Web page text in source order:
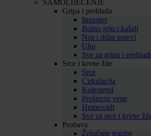
SAMOLIJEČENJE
Gripa i prehlada
Imunitet
Bolno grlo i kašalj
Nos i dišni putevi
Uho
Sve za gripu i
Srce i krvne žile
Srce
Cirkulacija
Kolesterol
Proširene vene
Hemeroidi
Sve za srce i krvne
Probava
Želučane tegobe